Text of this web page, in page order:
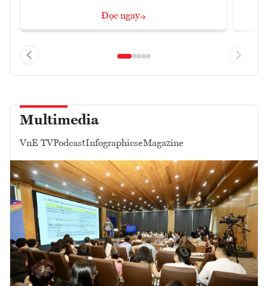
Đọc ngay
Multimedia
VnE TVPodcastInfographicseMagazine